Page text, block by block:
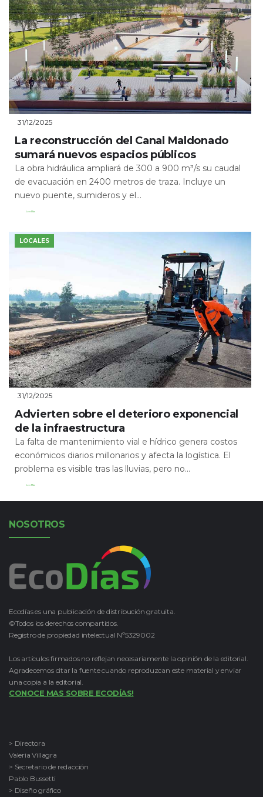
31/12/2025
La reconstrucción del Canal Maldonado
sumará nuevos espacios públicos
La obra hidráulica ampliará de 300 a 900 m³/s su caudal
de evacuación en 2400 metros de traza. Incluye un
nuevo puente, sumideros y el...
Leer Más
LOCALES
31/12/2025
Advierten sobre el deterioro exponencial
de la infraestructura
La falta de mantenimiento vial e hídrico genera costos
económicos diarios millonarios y afecta la logística. El
problema es visible tras las lluvias, pero no...
Leer Más
NOSOTROS
Ecodías es una publicación de distribución gratuita.
©Todos los derechos compartidos.
Registro de propiedad intelectual Nº5329002
Los artículos firmados no reflejan necesariamente la opinión de la editorial.
Agradecemos citar la fuente cuando reproduzcan este material y enviar
una copia a la editorial.
CONOCE MAS SOBRE ECODÍAS!
> Directora
Valeria Villagra
> Secretario de redacción
Pablo Bussetti
> Diseño gráfico